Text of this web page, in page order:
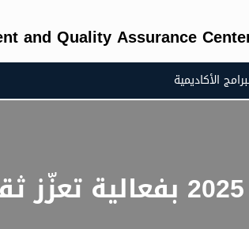
and Quality Assurance
الأكاديمية
جامعة ذمار تُحيي اليوم العالمي